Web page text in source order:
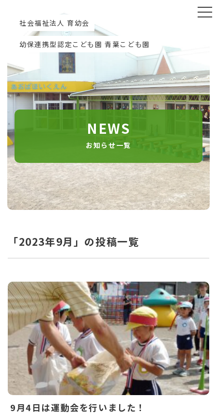
社会福祉法人 育幼会
幼保連携型認定こども園 青葉こども園
NEWS
お知らせ一覧
「2023年9月」の投稿一覧
Warning: Undefined variable $post_id in
/home/ikuyoukai/ikuyoukai.jp/public_html/
content/themes/aoba/lib/include/news-
box.phpon line7
9月4日は運動会を行いました！